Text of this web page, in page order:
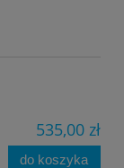
535,00 zł
do koszyka